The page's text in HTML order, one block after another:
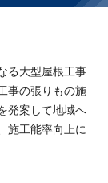
る大型屋根工事
事の張りもの施
発案して地域へ
施工能率向上に